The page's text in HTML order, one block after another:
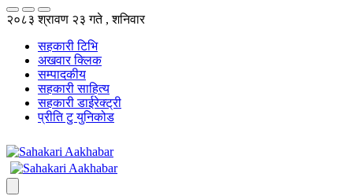
२०८३ श्रावण २३ गते , शनिवार
सहकारी टिभि
अखवार क्लिक
सम्पादकीय
सहकारी साहित्य
सहकारी डाईरेक्ट्री
प्रीति टु युनिकोड